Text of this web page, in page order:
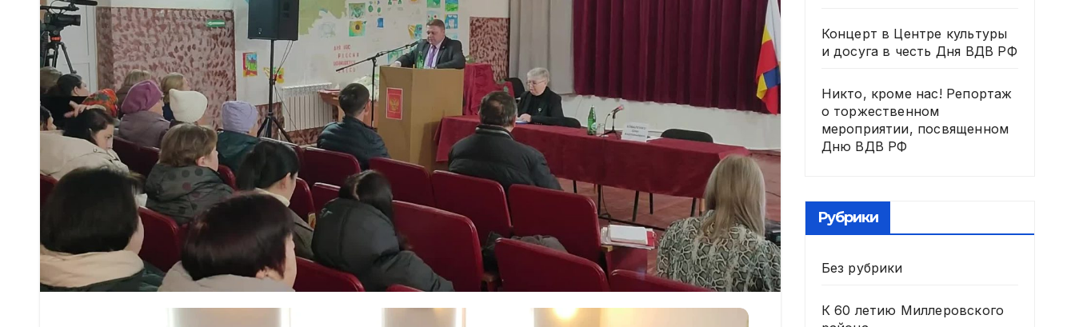
Концерт в Центре культуры
и досуга в честь Дня ВДВ РФ
Никто, кроме нас! Репортаж
о торжественном
мероприятии, посвященном
Дню ВДВ РФ
Рубрики
Без рубрики
К 60 летию Миллеровского